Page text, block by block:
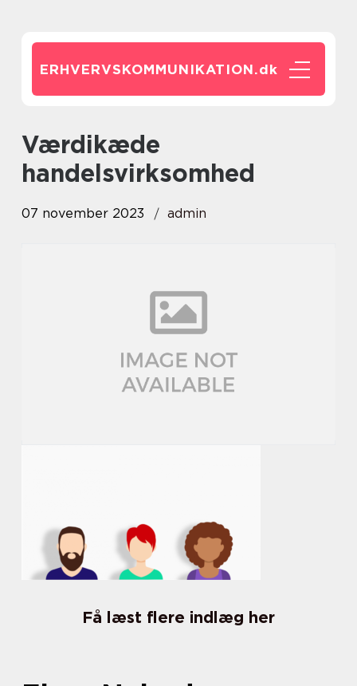
ERHVERVSKOMMUNIKATION.dk
værdikæde
handelsvirksomhed
07 november 2023 admin
Få læst flere indlæg her